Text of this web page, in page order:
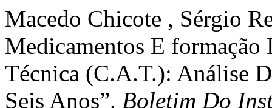
Macedo Chicote , Sérgio
Medicamentos E formação
Técnica (C.A.T.): Análise
Seis Anos”. Boletim Do